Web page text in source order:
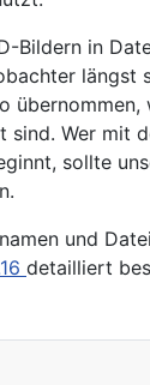
Bildern in
längst
übernommen,
sind. Wer mit
sollte
und
detailliert